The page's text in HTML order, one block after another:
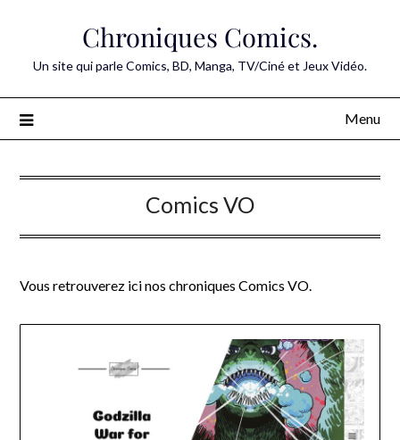
Chroniques Comics.
Un site qui parle Comics, BD, Manga, TV/Ciné et Jeux Vidéo.
Menu
Comics VO
Vous retrouverez ici nos chroniques Comics VO.